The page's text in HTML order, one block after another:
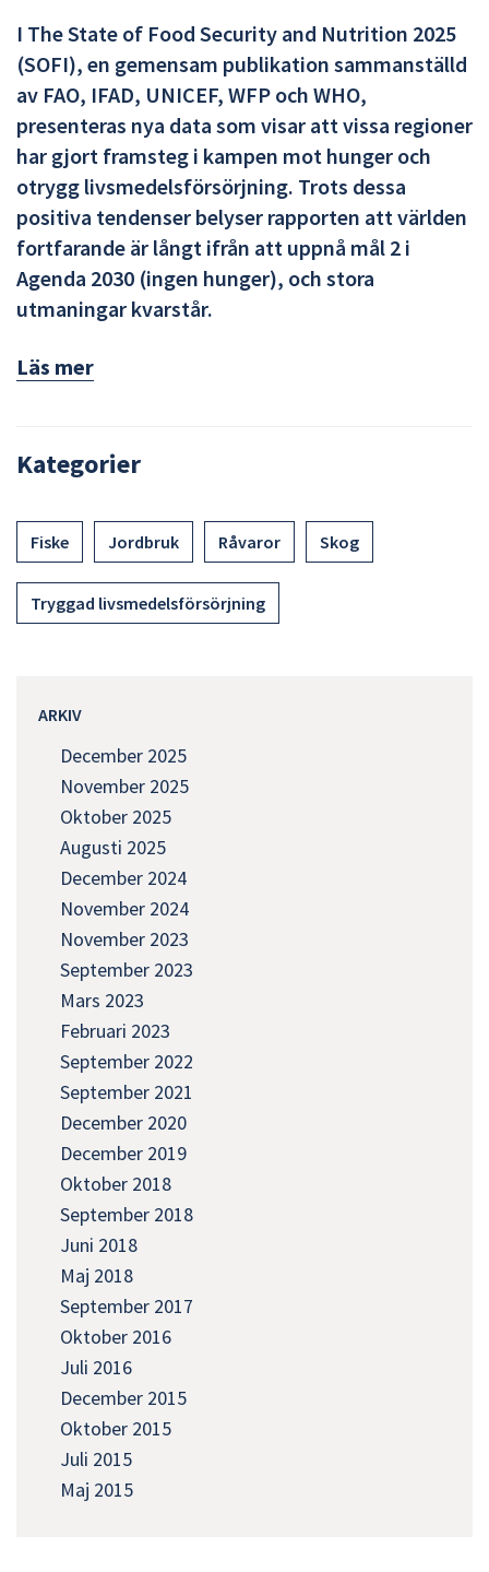
I The State of Food Security and Nutrition 2025
(SOFI), en gemensam publikation sammanställd
av FAO, IFAD, UNICEF, WFP och WHO,
presenteras nya data som visar att vissa regioner
har gjort framsteg i kampen mot hunger och
otrygg livsmedelsförsörjning. Trots dessa
positiva tendenser belyser rapporten att världen
fortfarande är långt ifrån att uppnå mål 2 i
Agenda 2030 (ingen hunger), och stora
utmaningar kvarstår.
Läs mer
Kategorier
Fiske Jordbruk Råvaror Skog
Tryggad livsmedelsförsörjning
ARKIV
December 2025
November 2025
Oktober 2025
Augusti 2025
December 2024
November 2024
November 2023
September 2023
Mars 2023
Februari 2023
September 2022
September 2021
December 2020
December 2019
Oktober 2018
September 2018
Juni 2018
Maj 2018
September 2017
Oktober 2016
Juli 2016
December 2015
Oktober 2015
Juli 2015
Maj 2015